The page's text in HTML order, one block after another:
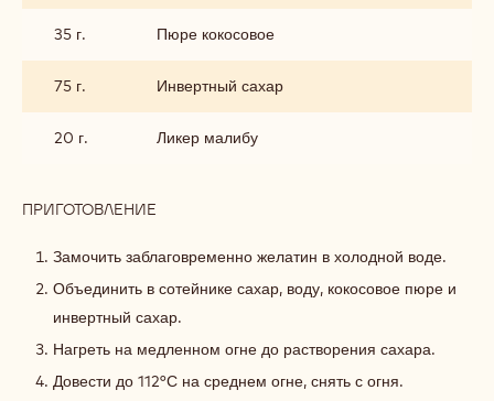
35 г. Пюре кокосовое
75 г. Инвертный сахар
20 г. Ликер малибу
ПРИГОТОВЛЕНИЕ
КОКОСОВОЕ
Замочить заблаговременно желатин в холодной воде.
Объединить в сотейнике сахар, воду, кокосовое пюре и
инвертный сахар.
Нагреть на медленном огне до растворения сахара.
Довести до 112°С на среднем огне, снять с огня.